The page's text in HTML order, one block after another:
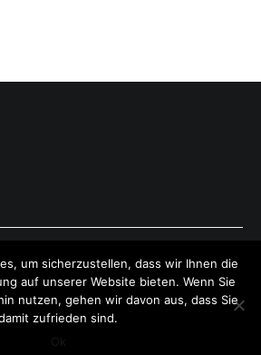
. All rights reserved.
Powered byWordPress .
um sicherzustellen, dass wir Ihnen die
auf unserer Website bieten. Wenn Sie
nutzen, gehen wir davon aus, dass Sie
zufrieden sind.
Ok